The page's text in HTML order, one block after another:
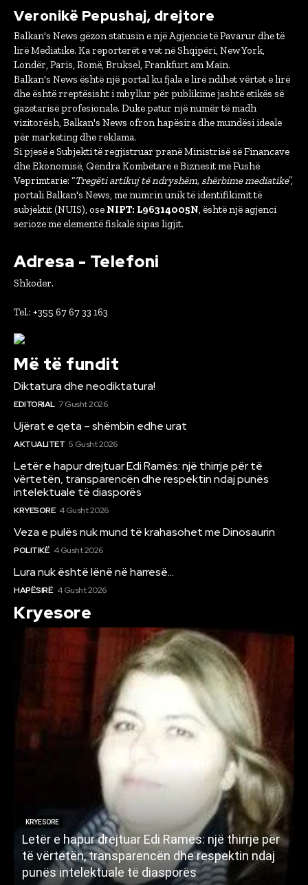
Veronikë Pepushaj, drejtore
Balkan's News gëzon statusin e një Agjencie të Pavarur dhe të
lirë Mediatike. Ka reporterët e vet në Shqipëri, New York,
Londër, Paris, Romë, Bruksel, Frankfurt am Main.
Balkan's News është një portal ku fjala e lirë ndihet vërtet e lirë
dhe është rreptësisht i mbyllur për publikime jashtë etikës së
gazetarisë profesionale. Duke patur një numër të madh
vizitorësh, Balkan's News ofron hapësira dhe mundësi ideale
për marketing dhe reklama.
Si pjesë e Subjekti të regjistruar pranë Ministrisë së Financave
dhe Ekonomisë, Qëndra Kombëtare e Biznesit me Fushë
Veprimtarie: “Tregëti artikuj të ndryshëm, shërbime mediatike”,
portali Balkan's News, me numrin unik të identifikimit të
subjektit (NUIS), ose NIPT: L96314005N, është një agjenci
serioze me elementë fiskalë sipas ligjit.
Adresa - Telefoni
Shkoder.
Tel.: +355 67 67 33 163
Më të fundit
Diktatura dhe neodiktatura!
EDITORIAL 7 Gusht 2026
Ujërat e qeta – shëmbin edhe urat
AKTUALITET 5 Gusht 2026
Letër e hapur drejtuar Edi Ramës: një thirrje për të
vërtetën, transparencën dhe respektin ndaj punës
intelektuale të diasporës
KRYESORE 4 Gusht 2026
Veza e pulës nuk mund të krahasohet me Dinosaurin
POLITIKË 4 Gusht 2026
Lura nuk është lënë në harresë…
HAPËSIRË 4 Gusht 2026
Kryesore
KRYESORE
Letër e hapur drejtuar Edi Ramës: një thirrje për
të vërtetën, transparencën dhe respektin ndaj
punës intelektuale të diasporës